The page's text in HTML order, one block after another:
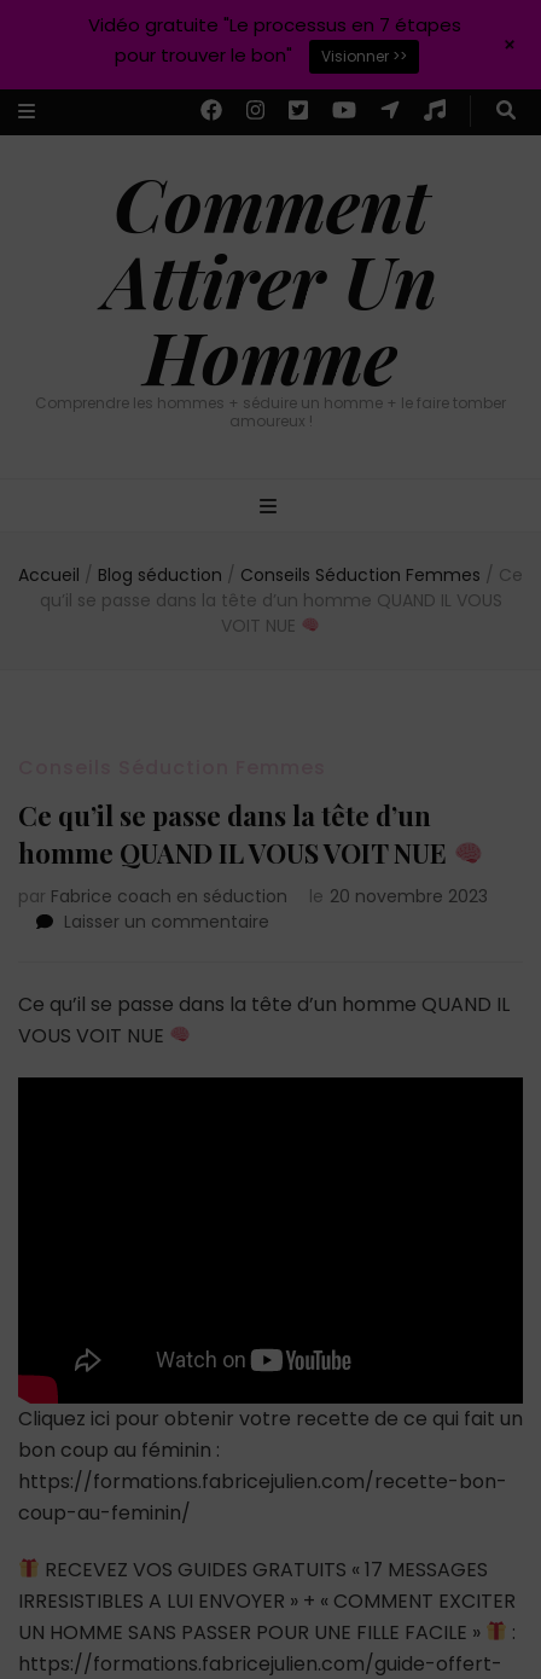
Comment
Attirer Un
Homme
Comprendre les hommes + séduire un homme + le faire tomber
amoureux !
Accueil / Blog séduction / Conseils Séduction Femmes / Ce
qu’il se passe dans la tête d’un homme QUAND IL VOUS
VOIT NUE
Ce qu’il se passe dans la tête d’un
homme QUAND IL VOUS VOIT NUE
par Fabrice coach en séduction le 20 novembre 2023
Laisser un commentaire
se
la
Ce qu’il se passe dans la tête d’un homme QUAND IL
VOUS VOIT NUE
Cliquez ici pour obtenir votre recette de ce qui fait un
bon coup au féminin :
https://formations.fabricejulien.com/recette-bon-
coup-au-feminin/
RECEVEZ VOS GUIDES GRATUITS « 17 MESSAGES
IRRESISTIBLES A LUI ENVOYER » + « COMMENT EXCITER
UN HOMME SANS PASSER POUR UNE FILLE FACILE »
:
https://formations.fabricejulien.com/guide-offert-
Vidéo gratuite "Le processus en 7 étapes
pour trouver le bon"
Visionner >> +